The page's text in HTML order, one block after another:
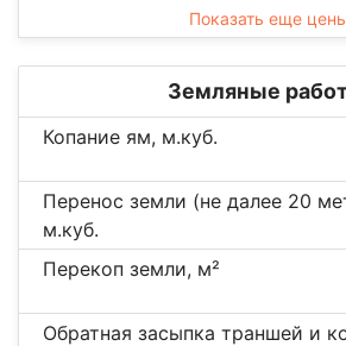
Показать еще
Земляные
Копание ям, м.куб.
Перенос земли (не далее 20
м.куб.
Перекоп земли, м²
Обратная засыпка траншей и